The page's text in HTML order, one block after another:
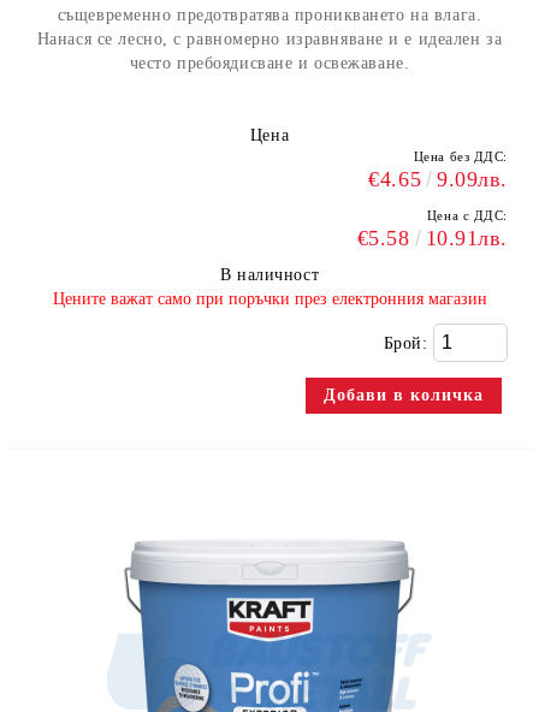
същевременно предотвратява проникването на влага.
Нанася се лесно, с равномерно изравняване и е идеален за
често пребоядисване и освежаване.
Цена
Цена без ДДС:
€4.65 9.09лв.
Цена с ДДС:
€5.58 10.91лв.
В наличност
​Цените важат само при поръчки през електронния магазин
Брой: